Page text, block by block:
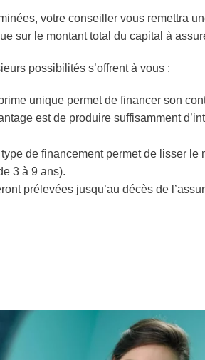
votre conseiller vous remettra
sur le montant total du capital à
possibilités s’offrent à vous :
unique permet de financer son
est de produire suffisamment
type de financement permet de lisser le
3 à 9 ans).
prélevées jusqu’au décès de